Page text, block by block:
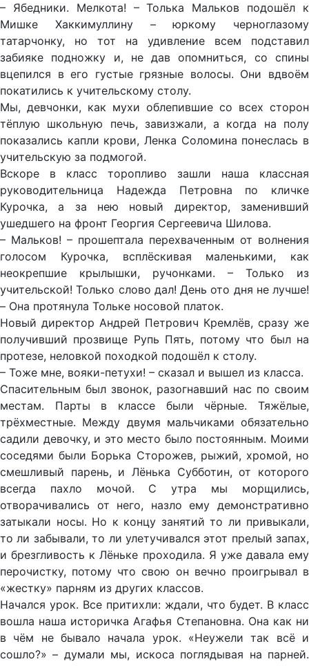
– Ябедники. Мелкота! – Толька Мальков подошёл к
Мишке Хаккимуллину – юркому черноглазому
татарчонку, но тот на удивление всем подставил
забияке подножку и, не дав опомниться, со спины
вцепился в его густые грязные волосы. Они вдвоём
покатились к учительскому столу.
Мы, девчонки, как мухи облепившие со всех сторон
тёплую школьную печь, завизжали, а когда на полу
показались капли крови, Ленка Соломина понеслась в
учительскую за подмогой.
Вскоре в класс торопливо зашли наша классная
руководительница Надежда Петровна по кличке
Курочка, а за нею новый директор, заменивший
ушедшего на фронт Георгия Сергеевича Шилова.
– Мальков! – прошептала перехваченным от волнения
голосом Курочка, всплёскивая маленькими, как
неокрепшие крылышки, ручонками. – Только из
учительской! Только слово дал! День ото дня не лучше!
– Она протянула Тольке носовой платок.
Новый директор Андрей Петрович Кремлёв, сразу же
получивший прозвище Рупь Пять, потому что был на
протезе, неловкой походкой подошёл к столу.
– Тоже мне, вояки-петухи! – сказал и вышел из класса.
Спасительным был звонок, разогнавший нас по своим
местам. Парты в классе были чёрные. Тяжёлые,
трёхместные. Между двумя мальчиками обязательно
садили девочку, и это место было постоянным. Моими
соседями были Борька Сторожев, рыжий, хромой, но
смешливый парень, и Лёнька Субботин, от которого
всегда пахло мочой. С утра мы морщились,
отворачивались от него, назло ему демонстративно
затыкали носы. Но к концу занятий то ли привыкали,
то ли забывали, то ли улетучивался этот прелый запах,
и брезгливость к Лёньке проходила. Я уже давала ему
перочистку, потому что свою он вечно проигрывал в
«жестку» парням из других классов.
Начался урок. Все притихли: ждали, что будет. В класс
вошла наша историчка Агафья Степановна. Она как ни
в чём не бывало начала урок. «Неужели так всё и
сошло?» – думали мы, искоса поглядывая на парней.